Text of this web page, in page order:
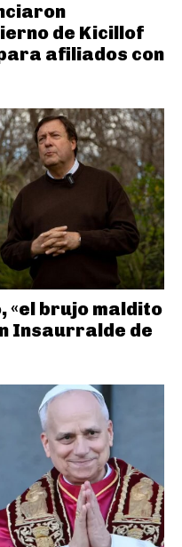
de Kicillof
afiliados con
«el brujo maldito
Insaurralde de